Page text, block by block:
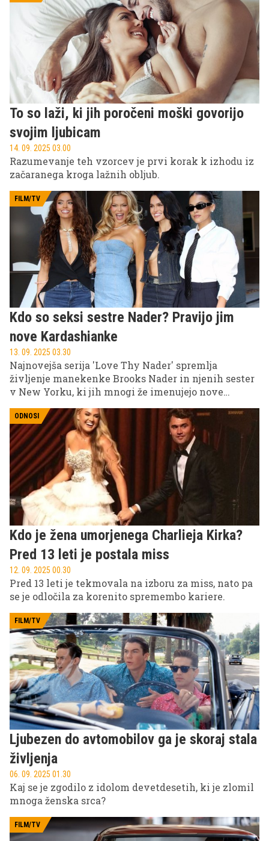
To so laži, ki jih poročeni moški govorijo
svojim ljubicam
14. 09. 2025 03.00
Razumevanje teh vzorcev je prvi korak k izhodu iz
začaranega kroga lažnih obljub.
FILM/TV
Kdo so seksi sestre Nader? Pravijo jim
nove Kardashianke
13. 09. 2025 03.30
Najnovejša serija 'Love Thy Nader' spremlja
življenje manekenke Brooks Nader in njenih sester
v New Yorku, ki jih mnogi že imenujejo nove
Kardashianke ... Zakaj? Preverite v nadaljevanju!
ODNOSI
Kdo je žena umorjenega Charlieja Kirka?
Pred 13 leti je postala miss
12. 09. 2025 00.30
Pred 13 leti je tekmovala na izboru za miss, nato pa
se je odločila za korenito spremembo kariere.
FILM/TV
Ljubezen do avtomobilov ga je skoraj stala
življenja
06. 09. 2025 01.30
Kaj se je zgodilo z idolom devetdesetih, ki je zlomil
mnoga ženska srca?
FILM/TV